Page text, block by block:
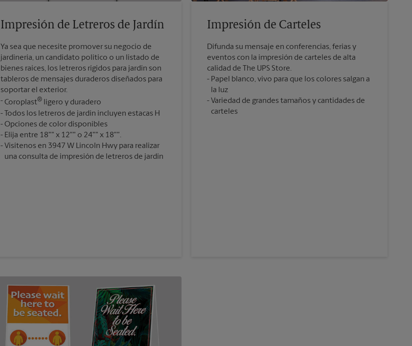
Impresión de Letreros de Jardín
Ya sea que necesite promover su negocio de
jardinería, un candidato político o un listado de
bienes raíces, los letreros rígidos para jardín son
tableros de mensajes duraderos diseñados para
soportar el exterior.
Coroplast® ligero y duradero
Todos los letreros de jardín incluyen estacas H
Opciones de color disponibles
Elija entre 18"" x 12"" o 24"" x 18"".
Visítenos en 3947 W Lincoln Hwy para realizar
una consulta de impresión de letreros de jardín
Impresión de Carteles
Difunda su mensaje en conferencias, ferias y
eventos con la impresión de carteles de alta
calidad de The UPS Store.
Papel blanco, vivo para que los colores salgan a
la luz
Variedad de grandes tamaños y cantidades de
carteles